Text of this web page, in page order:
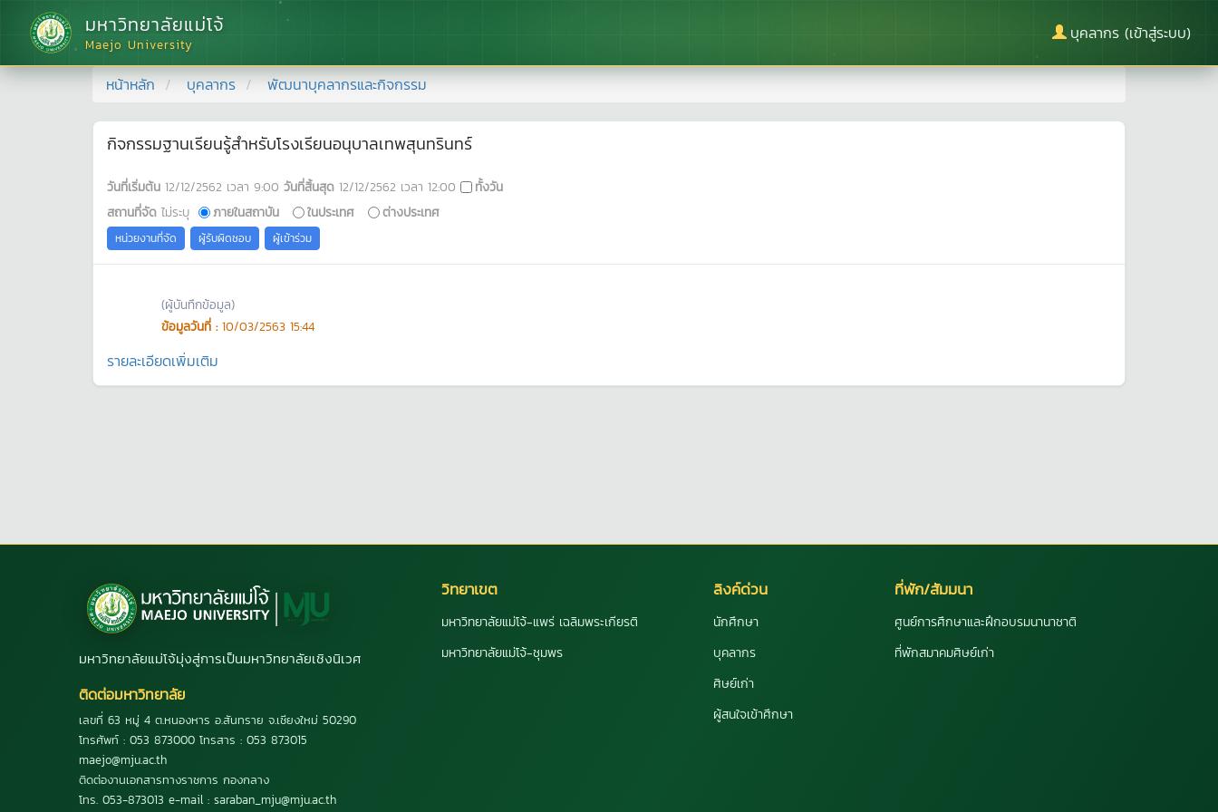
มหาวิทยาลัยแม่โจ้
Maejo University
บุคลากร (เข้าสู่ระบบ)
หน้าหลัก บุคลากร พัฒนาบุคลากรและกิจกรรม
กิจกรรมฐานเรียนรู้สำหรับโรงเรียนอนุบาลเทพสุนทรินทร์
วันที่เริ่มต้น 12/12/2562 เวลา 9:00 วันที่สิ้นสุด 12/12/2562 เวลา 12:00
ทั้งวัน
สถานที่จัด ไม่ระบุ ภายในสถาบัน ในประเทศ ต่างประเทศ
หน่วยงานที่จัด ผู้รับผิดชอบ ผู้เข้าร่วม
(ผู้บันทึกข้อมูล)
ข้อมูลวันที่ : 10/03/2563 15:44
รายละเอียดเพิ่มเติม
มหาวิทยาลัยแม่โจ้มุ่งสู่การเป็นมหาวิทยาลัยเชิงนิเวศ
ติดต่อมหาวิทยาลัย
เลขที่ 63 หมู่ 4 ต.หนองหาร อ.สันทราย จ.เชียงใหม่ 50290
โทรศัพท์ : 053 873000 โทรสาร : 053 873015
maejo@mju.ac.th
ติดต่องานเอกสารทางราชการ กองกลาง
โทร. 053-873013 e-mail : saraban_mju@mju.ac.th
วิทยาเขต
มหาวิทยาลัยแม่โจ้-แพร่ เฉลิมพระเกียรติ
มหาวิทยาลัยแม่โจ้-ชุมพร
ลิงค์ด่วน
นักศึกษา
บุคลากร
ศิษย์เก่า
ผู้สนใจเข้าศึกษา
ที่พัก/สัมมนา
ศูนย์การศึกษาและฝึกอบรมนานาชาติ
ที่พักสมาคมศิษย์เก่า